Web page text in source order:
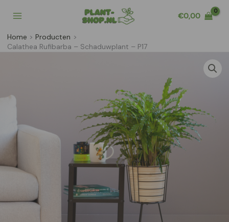
naar
inhoud
€0,00
Home
Producten
Calathea Rufibarba – Schaduwplant – P17